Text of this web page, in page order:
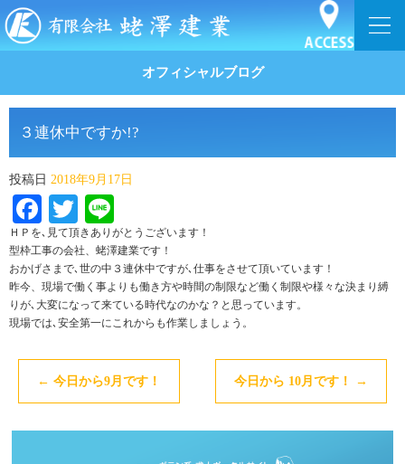
オフィシャルブログ
３連休中ですか!?
投稿日 2018年9月17日
Facebook
Twitter
ＨＰを､見て頂きありがとうございます！
型枠工事の会社、蛯澤建業です！
おかげさまで､世の中３連休中ですが､仕事をさせて頂いています！
昨今、現場で働く事よりも働き方や時間の制限など働く制限や様々な決まり縛
りが､大変になって来ている時代なのかな？と思っています。
現場では､安全第一にこれからも作業しましょう。
← 今日から9月です！ 今日から 10月です！ →